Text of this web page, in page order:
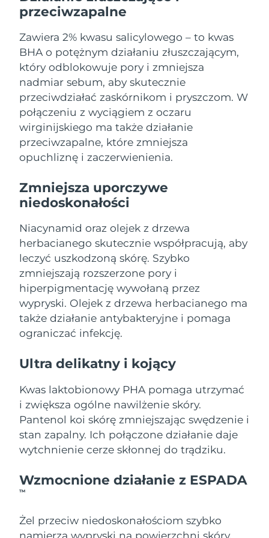
przeciwzapalne
Zawiera 2% kwasu salicylowego – to kwas
BHA o potężnym działaniu złuszczającym,
który odblokowuje pory i zmniejsza
nadmiar sebum, aby skutecznie
przeciwdziałać zaskórnikom i pryszczom. W
połączeniu z wyciągiem z oczaru
wirginijskiego ma także działanie
przeciwzapalne, które zmniejsza
opuchliznę i zaczerwienienia.
Zmniejsza uporczywe
niedoskonałości
Niacynamid oraz olejek z drzewa
herbacianego skutecznie współpracują, aby
leczyć uszkodzoną skórę. Szybko
zmniejszają rozszerzone pory i
hiperpigmentację wywołaną przez
wypryski. Olejek z drzewa herbacianego ma
także działanie antybakteryjne i pomaga
ograniczać infekcję.
Ultra delikatny i kojący
Kwas laktobionowy PHA pomaga utrzymać
i zwiększa ogólne nawilżenie skóry.
Pantenol koi skórę zmniejszając swędzenie i
stan zapalny. Ich połączone działanie daje
wytchnienie cerze skłonnej do trądziku.
Wzmocnione działanie z ESPADA
TM
Żel przeciw niedoskonałościom szybko
namierza wypryski na powierzchni skóry.
Liban
Oczekiwany czas dostawy
Litwa
Oczekiwany czas dostawy
8/8/26
Luksemburg
Oczekiwany czas dostawy
SRA Makau (Chiny)
Oczekiwany czas dostawy
Malezja
Oczekiwany czas dostawy
Malta
Oczekiwany czas dostawy
Meksyk
Monako
Oczekiwany czas dostawy
Holandia
Oczekiwany czas dostawy
8/8/26
Nowa Zelandia
Norwegia
Oczekiwany czas dostawy
Oman
Oczekiwany czas dostawy
Filipiny
Oczekiwany czas dostawy
Polska
Oczekiwany czas dostawy
8/9/26
Portugalia